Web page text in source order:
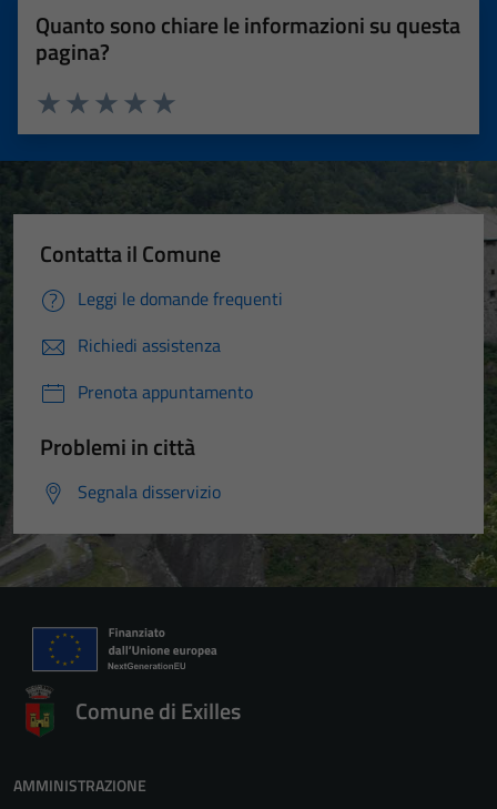
Quanto sono chiare le informazioni su questa
pagina?
Valuta 5 stelle su 5
Valuta 4 stelle su 5
Valuta 3 stelle su 5
Valuta 2 stelle su 5
Valuta 1 stelle su 5
Contatta il Comune
Leggi le domande frequenti
Richiedi assistenza
Prenota appuntamento
Problemi in città
Segnala disservizio
Comune di Exilles
AMMINISTRAZIONE